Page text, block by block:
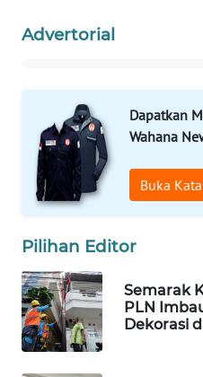
Advertorial
Dapatkan
Wahana
Buka
Pilihan Editor
Semarak
PLN
Dekorasi
WAHANANEWS
NET
WAHANA
SPORT
WAHANA
UMKM
WAHANA
SELEB